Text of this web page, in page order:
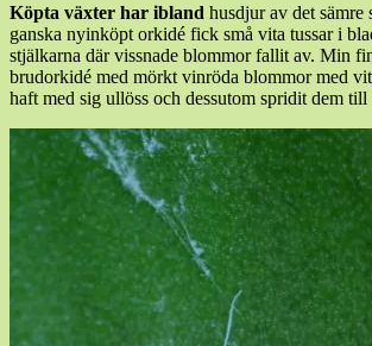
mars,
20166
mars,
2016
Köpta växter har ibland husdjur av det sämre
ganska nyinköpt orkidé fick små vita tussar i
stjälkarna där vissnade blommor fallit av. Min
brudorkidé med mörkt vinröda blommor med
haft med sig ullöss och dessutom spridit dem